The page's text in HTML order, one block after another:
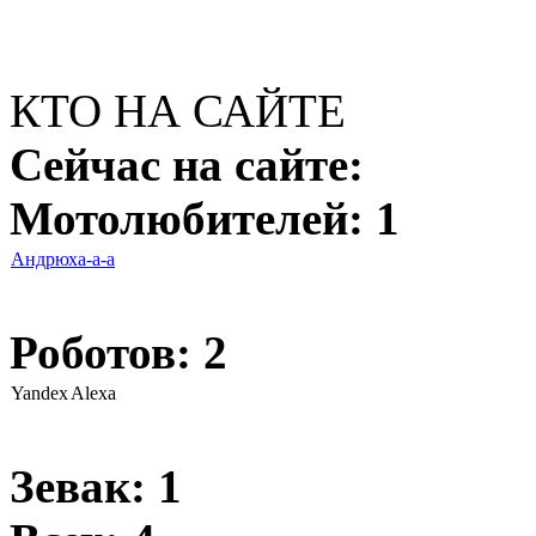
пиздострадальствуй
Сегодня в 04:47:46
Gwolf
пиздострадальствуй
Сегодня в 04:46:28
Рыжая Белка
КТО НА САЙТЕ
Сейчас на сайте:
Мотолюбителей: 1
Андрюха-а-а
Роботов: 2
YandexAlexa
Зевак: 1